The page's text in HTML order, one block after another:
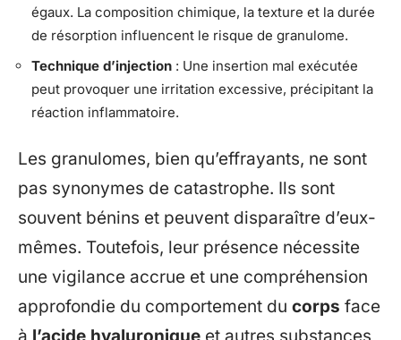
égaux. La composition chimique, la texture et la durée
de résorption influencent le risque de granulome.
Technique d’injection : Une insertion mal exécutée
peut provoquer une irritation excessive, précipitant la
réaction inflammatoire.
Les granulomes, bien qu’effrayants, ne sont
pas synonymes de catastrophe. Ils sont
souvent bénins et peuvent disparaître d’eux-
mêmes. Toutefois, leur présence nécessite
une vigilance accrue et une compréhension
approfondie du comportement du corps face